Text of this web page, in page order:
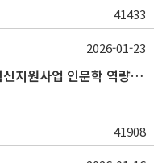
41433
(~1/30) 2026학년도 1학기 대학혁신지원사업 인문학 역량강화 학업지원금 지원 선발 안내(학·석·박사)
41908
2026-01-23